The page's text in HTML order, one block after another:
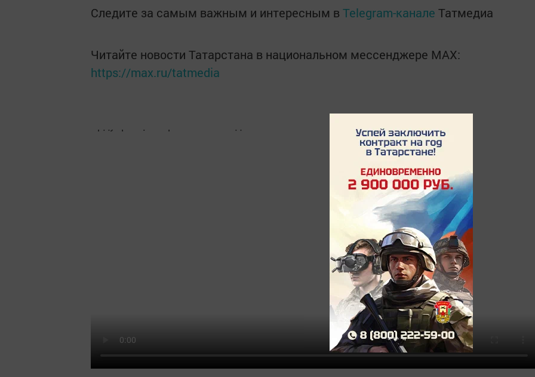
Следите за самым важным и интересным в Telegram-канале Татмедиа
Читайте новости Татарстана в национальном мессенджере MАХ:
https://max.ru/tatmedia